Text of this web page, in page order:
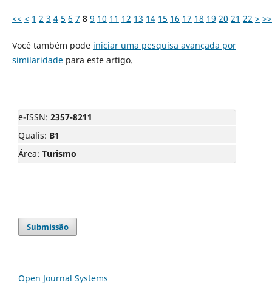
<< < 1 2 3 4 5 6 7 8 9 10 11 12 13 14 15 16 17 18 19 20 21 22 > >>
Você também pode iniciar uma pesquisa avançada por
similaridadepara este artigo.
e-ISSN: 2357-8211
Qualis: B1
Área: Turismo
Submissão
Open Journal Systems